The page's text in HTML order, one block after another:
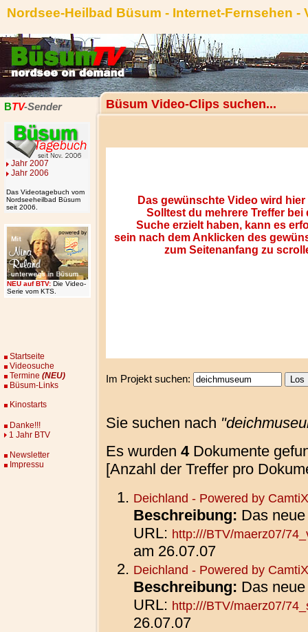
Nordsee-Heilbad Büsum - Internet-Fernsehen -
BTV-Sender
Jahr 2007
Jahr 2006
Das Videotagebuch vom
Nordseeheilbad Büsum
seit 2006.
NEU auf BTV: Die Video-
Serie vom KTS.
Startseite
Videosuche
Termine (NEU)
Büsum-Links
Kinostarts
Danke!!!
1 Jahr BTV
Newsletter
Impressu
Büsum Video-Clips suchen...
Im Projekt suchen:
Sie suchen nach "
Es wurden 4Dokumente
[Anzahl der Treffer pro
Deichland - Powered by CamtiX
Beschreibung: Das neue
URL: http:///BTV/maerz07/
am 26.07.07
Deichland - Powered by CamtiX
Beschreibung: Das neue
URL: http:///BTV/maerz07/
26.07.07